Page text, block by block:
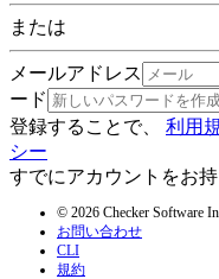
または
メールアドレス
ード
登録することで、 利用
シー
すでにアカウントをお
© 2026 Checker Software
お問い合わせ
CLI
規約